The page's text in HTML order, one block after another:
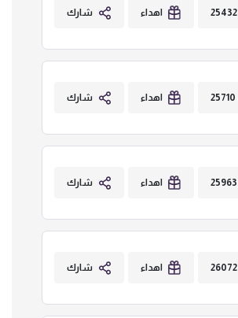
25432 اهداء شارك
25710 اهداء شارك
25963 اهداء شارك
26072 اهداء شارك